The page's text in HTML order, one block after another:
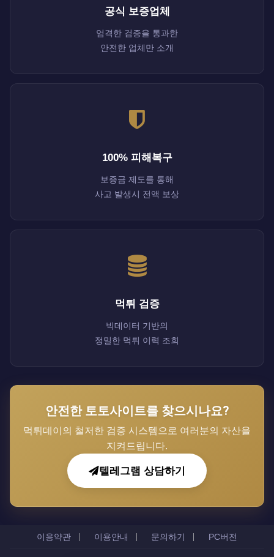
공식 보증업체
엄격한 검증을 통과한
안전한 업체만 소개
100% 피해복구
보증금 제도를 통해
사고 발생시 전액 보상
먹튀 검증
빅데이터 기반의
정밀한 먹튀 이력 조회
안전한 토토사이트를 찾으시나요?
먹튀데이의 철저한 검증 시스템으로 여러분의 자산을
지켜드립니다.
텔레그램 상담하기
이용약관 이용안내 문의하기 PC버전